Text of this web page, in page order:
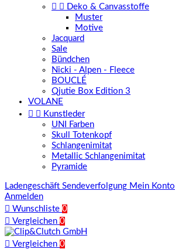
  Deko & Canvasstoffe
Muster
Motive
Jacquard
Sale
Bündchen
Nicki - Alpen - Fleece
BOUCLÉ
Qjutie Box Edition 3
VOLANE
  Kunstleder
UNI Farben
Skull Totenkopf
Schlangenimitat
Metallic Schlangenimitat
Pyramide
Ladengeschäft Sendeverfolgung Mein Konto
Anmelden
 Wunschliste 0
 Vergleichen 0
 Vergleichen 0